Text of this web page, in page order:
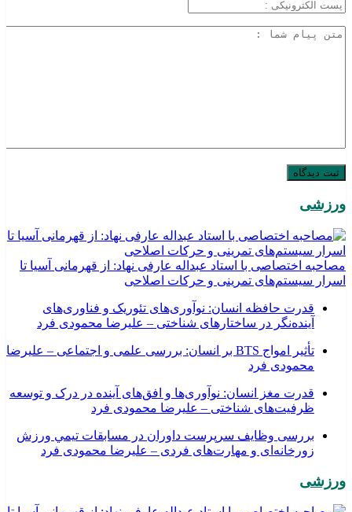
ورزشی
مصاحبه اختصاصی با استاد عبداله عارفی نهاد: از قهرمانی آسیا تا
اسرار سیستم‌های تمرینی و حرکات اصلاحی
قدرت حافظه انسان: نوآوری‌های تئوریک و فناوری‌های
آینده‌نگر در ساختارهای شناختی – علیرضا محمودی فرد
تأثیر امواج BTS بر انسان: بررسی علمی و اجتماعی – علیرضا
محمودی فرد
قدرت مغز انسان: نوآوری‌ها و افق‌های آینده در درک و توسعه
ظرفیت‌های شناختی – علیرضا محمودی فرد
بررسی وظايف سرپرست داوران در مسابقات تیمي ورزش
زورخانه‌ای و مهارت‌های فردی – علیرضا محمودی فرد
ورزشی